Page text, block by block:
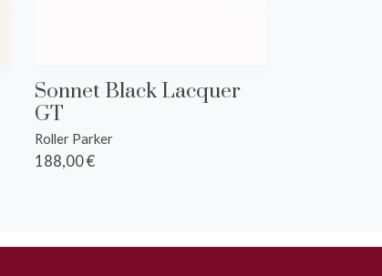
Sonnet Black Lacquer
GT
Roller Parker
188,00 €